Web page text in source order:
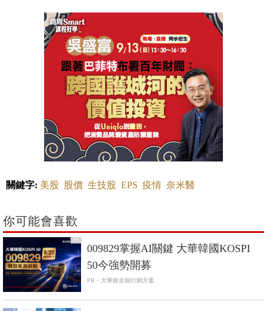
關鍵字: 美股 股價 生技股 EPS 疫情 奈米醫
你可能會喜歡
PR
009829掌握AI關鍵 大華韓國KOSPI
50今強勢開募
PR・大華銀全能行銷方案